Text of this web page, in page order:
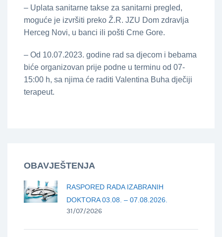
– Uplata sanitarne takse za sanitarni pregled,
moguće je izvršiti preko Ž.R. JZU Dom zdravlja
Herceg Novi, u banci ili pošti Crne Gore.
– Od 10.07.2023. godine rad sa djecom i bebama
biće organizovan prije podne u terminu od 07-
15:00 h, sa njima će raditi Valentina Buha dječiji
terapeut.
OBAVJEŠTENJA
RASPORED RADA IZABRANIH
DOKTORA 03.08. – 07.08.2026.
31/07/2026